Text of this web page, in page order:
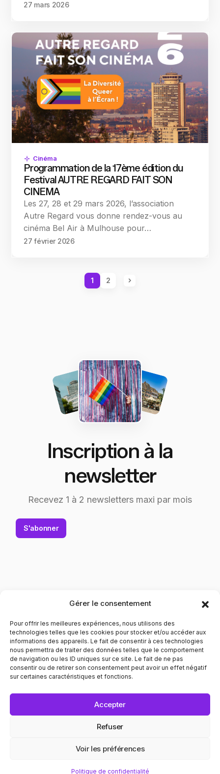
Gérer le consentement
Pour offrir les meilleures expériences, nous utilisons des
technologies telles que les cookies pour stocker et/ou accéder aux
informations des appareils. Le fait de consentir à ces technologies
nous permettra de traiter des données telles que le comportement
de navigation ou les ID uniques sur ce site. Le fait de ne pas
consentir ou de retirer son consentement peut avoir un effet négatif
sur certaines caractéristiques et fonctions.
Accepter
Refuser
Voir les préférences
Politique de confidentialité
27 mars 2026
Cinéma
Programmation de la 17ème édition du
Festival AUTRE REGARD FAIT SON
CINEMA
Les 27, 28 et 29 mars 2026, l’association
Autre Regard vous donne rendez-vous au
cinéma Bel Air à Mulhouse pour…
27 février 2026
1 2
Inscription à la
newsletter
Recevez 1 à 2 newsletters maxi par mois
S'abonner
Contribuer à l'évolution des mentalités pour le respect
envers les personnes LGBTQIA+. Informer et prévenir dans
POLITIQUE DE CONFIDENTIALITÉ
© 2025 Recap. All Rights Reserved.